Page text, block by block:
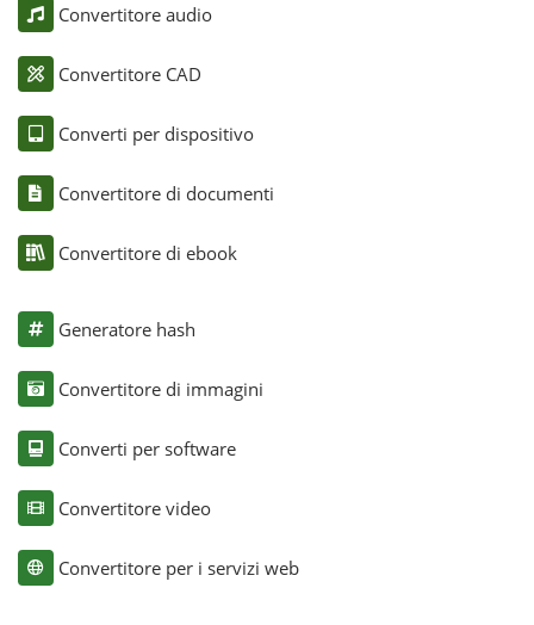
Convertitore audio
Convertitore CAD
Converti per dispositivo
Convertitore di documenti
Convertitore di ebook
Generatore hash
Convertitore di immagini
Converti per software
Convertitore video
Convertitore per i servizi web